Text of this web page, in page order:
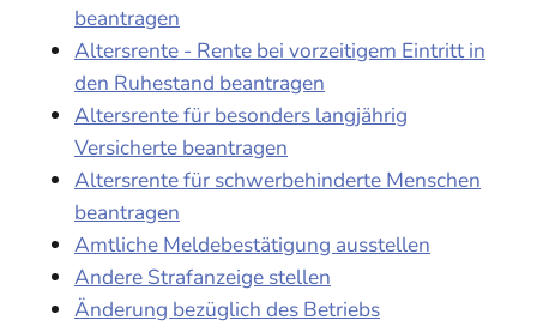
beantragen
Altersrente - Rente bei vorzeitigem Eintritt in
den Ruhestand beantragen
Altersrente für besonders langjährig
Versicherte beantragen
Altersrente für schwerbehinderte Menschen
beantragen
Amtliche Meldebestätigung ausstellen
Andere Strafanzeige stellen
Änderung bezüglich des Betriebs